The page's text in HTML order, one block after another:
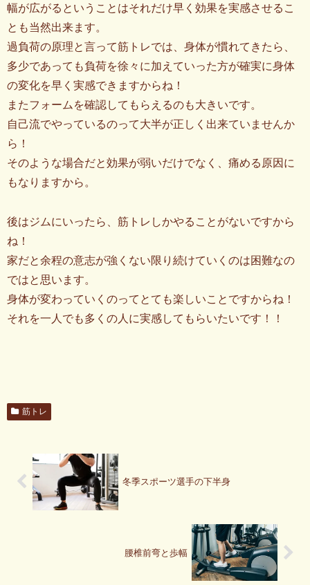
幅が広がるということはそれだけ早く効果を実感させるこ
とも当然出来ます。
過負荷の原理と言って筋トレでは、身体が慣れてきたら、
多少であっても負荷を徐々に加えていった方が確実に身体
の変化を早く実感できますからね！
またフォームを確認してもらえるのも大きいです。
自己流でやっているのって大半が正しく出来ていませんか
ら！
そのような場合だと効果が弱いだけでなく、痛める原因に
もなりますから。
後はジムにいったら、筋トレしかやることがないですから
ね！
家だと余程の意志が強くない限り続けていくのは困難なの
ではと思います。
身体が変わっていくのってとても楽しいことですからね！
それを一人でも多くの人に実感してもらいたいです！！
筋トレ
冬季スポーツ選手の下半身
腰椎前弯と歩幅